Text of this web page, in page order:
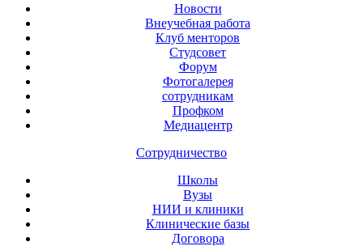
Новости
Внеучебная работа
Клуб менторов
Студсовет
Форум
Фотогалерея
сотрудникам
Профком
Медиацентр
Сотрудничество
Школы
Вузы
НИИ и клиники
Клинические базы
Договора